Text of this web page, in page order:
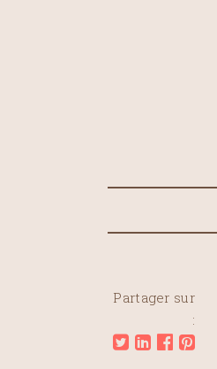
Partager sur
: